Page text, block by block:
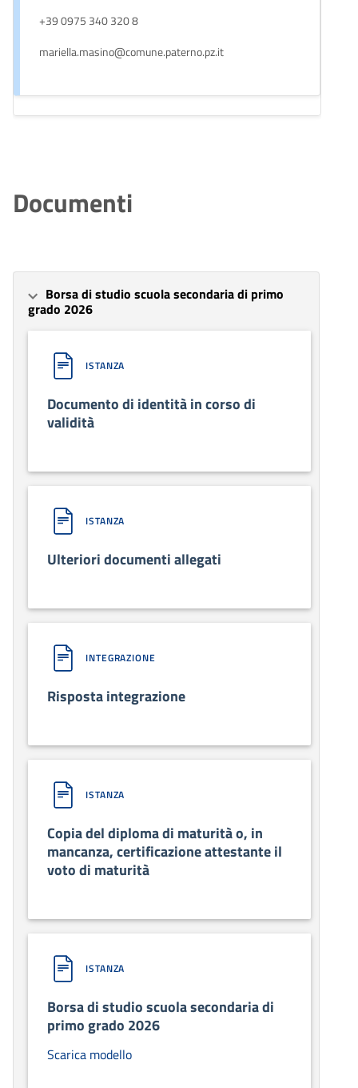
+39 0975 340 320 8
mariella.masino@comune.paterno.pz.it
Documenti
Borsa di studio scuola secondaria di primo
grado 2026
ISTANZA
Documento di identità in corso di
validità
ISTANZA
Ulteriori documenti allegati
INTEGRAZIONE
Risposta integrazione
ISTANZA
Copia del diploma di maturità o, in
mancanza, certificazione attestante il
voto di maturità
ISTANZA
Borsa di studio scuola secondaria di
primo grado 2026
Scarica modello